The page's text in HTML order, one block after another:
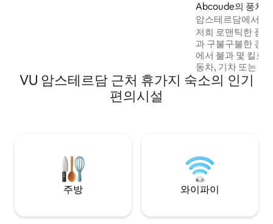
Abcoude의 풍차
암스테르담에서
저희 로맨틱한 풍
과 구불구불한 강 '
에서 불과 몇 킬로
동차, 기차 또는 자
쉽게 이동할 수 있
으로 사용하실 수
은 물과 바로 앞에
VU 암스테르담 근처 휴가지 숙소의 인기
편의시설
주방 와이파이